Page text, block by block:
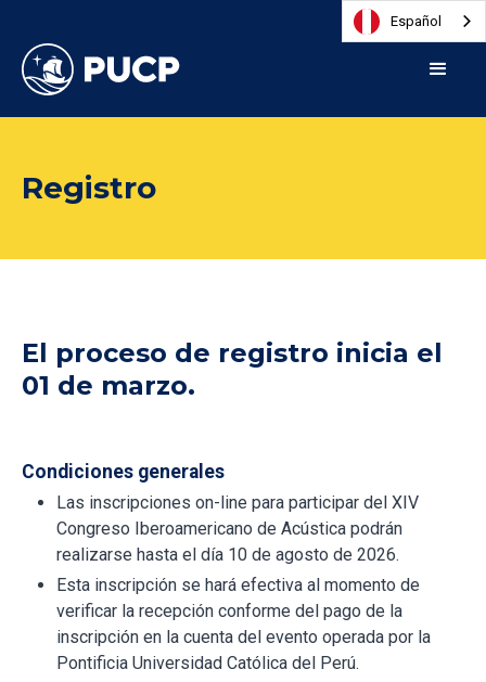
Registro
El proceso de registro inicia el
01 de marzo.
Condiciones generales
Las inscripciones on-line para participar del XIV
Congreso Iberoamericano de Acústica podrán
realizarse hasta el día 10 de agosto de 2026.
Esta inscripción se hará efectiva al momento de
verificar la recepción conforme del pago de la
inscripción en la cuenta del evento operada por la
Pontificia Universidad Católica del Perú.
Español